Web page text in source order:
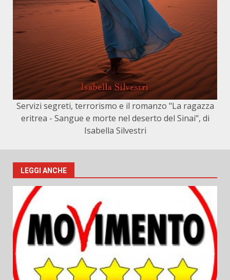
Servizi segreti, terrorismo e il romanzo "La ragazza
eritrea - Sangue e morte nel deserto del Sinai", di
Isabella Silvestri
LEGGI ANCHE